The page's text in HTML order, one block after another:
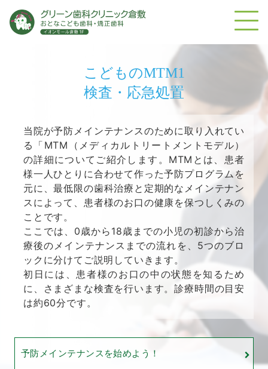
こどものMTM1
検査・応急処置
当院が予防メインテナンスのために取り入れてい
る「MTM（メディカルトリートメントモデル）
の詳細についてご紹介します。MTMとは、患者
様一人ひとりに合わせて作った予防プログラムを
元に、最低限の歯科治療と定期的なメインテナン
スによって、患者様のお口の健康を保つしくみの
ことです。
ここでは、0歳から18歳までの小児の初診から治
療後のメインテナンスまでの流れを、5つのブロ
ックに分けてご説明していきます。
初日には、患者様のお口の中の状態を知るため
に、さまざまな検査を行います。診療時間の目安
は約60分です。
予防メインテナンスを始めよう！